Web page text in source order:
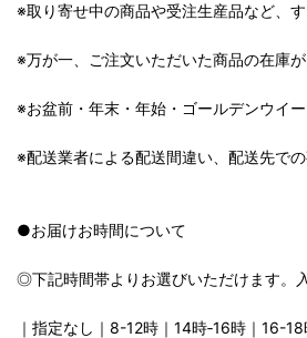
※取り寄せ中の商品や受注生産品など、
※万が一、ご注文いただいた商品の在庫
※お盆前・年末・年始・ゴールデンウイ
※配送業者による配送間違い、配送先で
●お届けお時間について
◎下記時間帯よりお選びいただけます。
｜指定なし｜8-12時｜14時‐16時｜16-